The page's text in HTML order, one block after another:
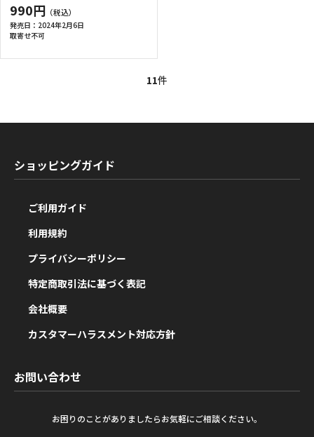
990円
発売日： 2024年2月6日
取寄せ不可
11件
ショッピングガイド
ご利用ガイド
利用規約
プライバシーポリシー
特定商取引法に基づく表記
会社概要
カスタマーハラスメント対応方針
お問い合わせ
お困りのことがありましたらお気軽にご相談ください。